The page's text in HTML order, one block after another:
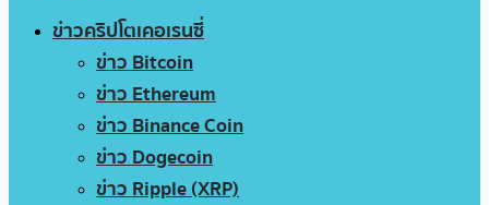
ข่าวคริปโตเคอเรนซี่
ข่าว Bitcoin
ข่าว Ethereum
ข่าว Binance Coin
ข่าว Dogecoin
ข่าว Ripple (XRP)